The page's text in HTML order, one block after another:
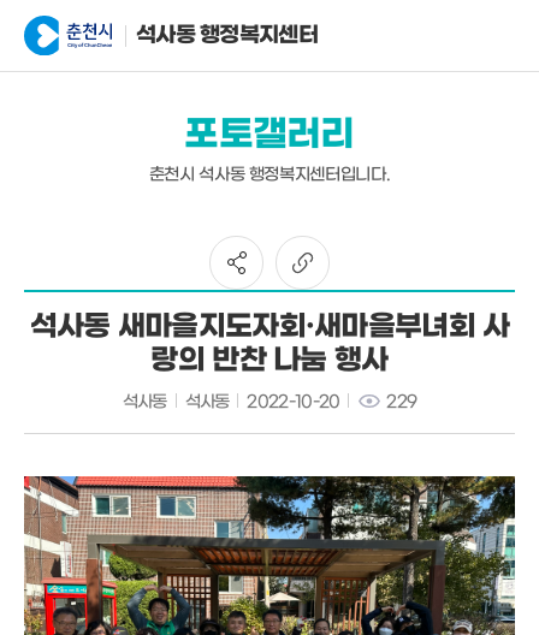
석사동 행정복지센터
포토갤러리
춘천시 석사동 행정복지센터입니다.
석사동 새마을지도자회·새마을부녀회 사
랑의 반찬 나눔 행사
석사동 석사동 2022-10-20 229